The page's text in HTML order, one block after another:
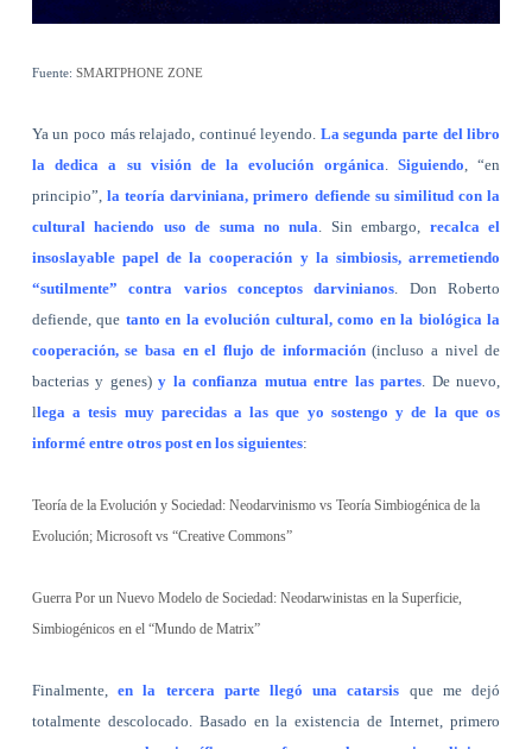
Fuente: SMARTPHONE ZONE
Ya un poco más relajado, continué leyendo. La segunda parte del libro
la dedica a su visión de la evolución orgánica. Siguiendo, “en
principio”,la teoría darviniana, primero defiende su similitud con la
cultural haciendo uso de suma no nula. Sin embargo, recalca el
insoslayable papel de la cooperación y la simbiosis, arremetiendo
“sutilmente” contra varios conceptos darvinianos. Don Roberto
defiende, que tanto en la evolución cultural, como en la biológica la
cooperación, se basa en el flujo de información(incluso a nivel de
bacterias y genes)y la confianza mutua entre las partes. De nuevo,
llega a tesis muy parecidas a las que yo sostengo y de la que os
informé entre otros post en los siguientes:
Teoría de la Evolución y Sociedad: Neodarvinismo vs Teoría Simbiogénica de la
Evolución; Microsoft vs “Creative Commons”
Guerra Por un Nuevo Modelo de Sociedad: Neodarwinistas en la Superficie,
Simbiogénicos en el “Mundo de Matrix”
Finalmente,en la tercera parte llegó una catarsis que me dejó
totalmente descolocado. Basado en la existencia de Internet, primero